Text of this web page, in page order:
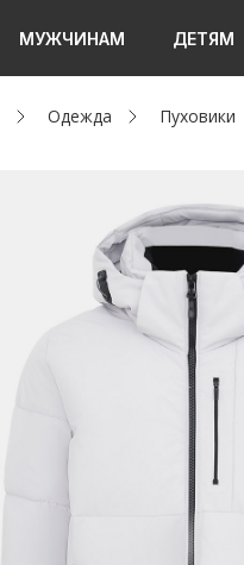
МУЖЧИНАМ ДЕТЯМ
Одежда Пуховики